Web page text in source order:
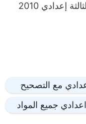
الإمتحان الجهوي في الفقه والتوحيد الثالثة إعدادي 2010
مع التصحيح
جميع المواد